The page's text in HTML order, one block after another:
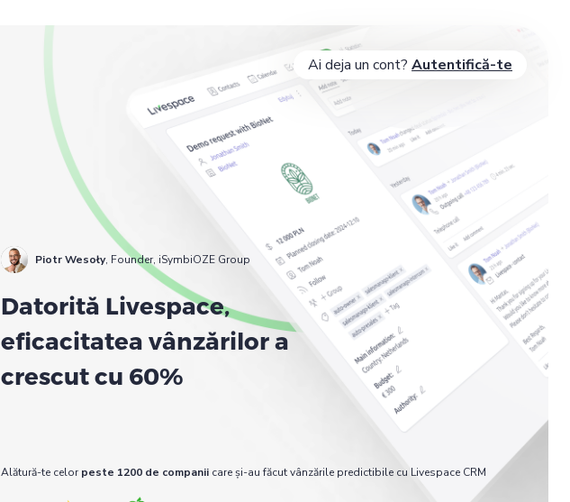
Ai deja un cont? Autentifică-te
Piotr Wesoły, Founder, iSymbiOZE Group
Datorită Livespace,
eficacitatea vânzărilor a
crescut cu 60%
Alătură-te celorpeste 1200 de companii care și-au făcut vânzările predictibile cu Livespace CRM